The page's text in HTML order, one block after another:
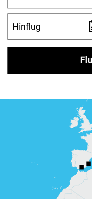
Hinflug